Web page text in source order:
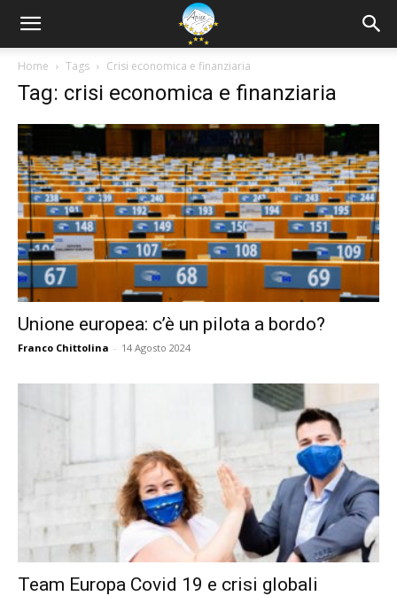
Home Tags Crisi economica e finanziaria
Tag: crisi economica e finanziaria
Unione europea: c’è un pilota a bordo?
Franco Chittolina - 14 Agosto 2024
Team Europa Covid 19 e crisi globali